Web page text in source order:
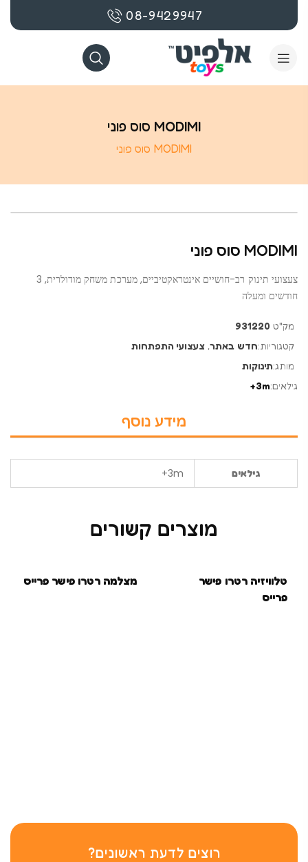
08-9429947
MODIMI סוס פוני
MODIMI סוס פוני
MODIMI סוס פוני
צעצועי תינוק רב-חושיים אינטראקטיביים, מערכת משחק מודולרית, 3
חודשים ומעלה
מק"ט 931220
קטגוריות:חדש באתר, צעצועי התפתחות
מותג:תינוקות
גילאים:3m+
מידע נוסף
גילאים 3m+
מוצרים קשורים
טלוויזיה רטרו פישר
פרייס
מצלמה רטרו פישר פרייס
רוצים לדעת ראשונים?